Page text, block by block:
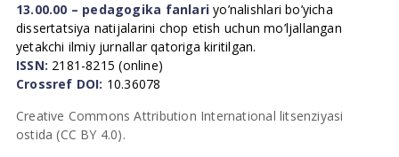
13.00.00 – pedagogika fanlari yo’nalishlari bo’yicha
dissertatsiya natijalarini chop etish uchun mo’ljallangan
yetakchi ilmiy jurnallar qatoriga kiritilgan.
ISSN: 2181-8215 (online)
Crossref DOI: 10.36078
Creative Commons Attribution International litsenziyasi
ostida (CC BY 4.0).